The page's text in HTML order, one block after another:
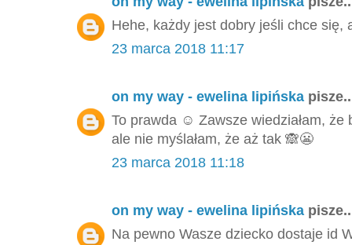
Hehe, każdy jest dobry jeśli chce się,
23 marca 2018 11:17
on my way - ewelina lipińska
To prawda ☺️ Zawsze wiedziałam,
ale nie myślałam, że aż tak 🙈😬
23 marca 2018 11:18
on my way - ewelina lipińska
Na pewno Wasze dziecko dostaje id